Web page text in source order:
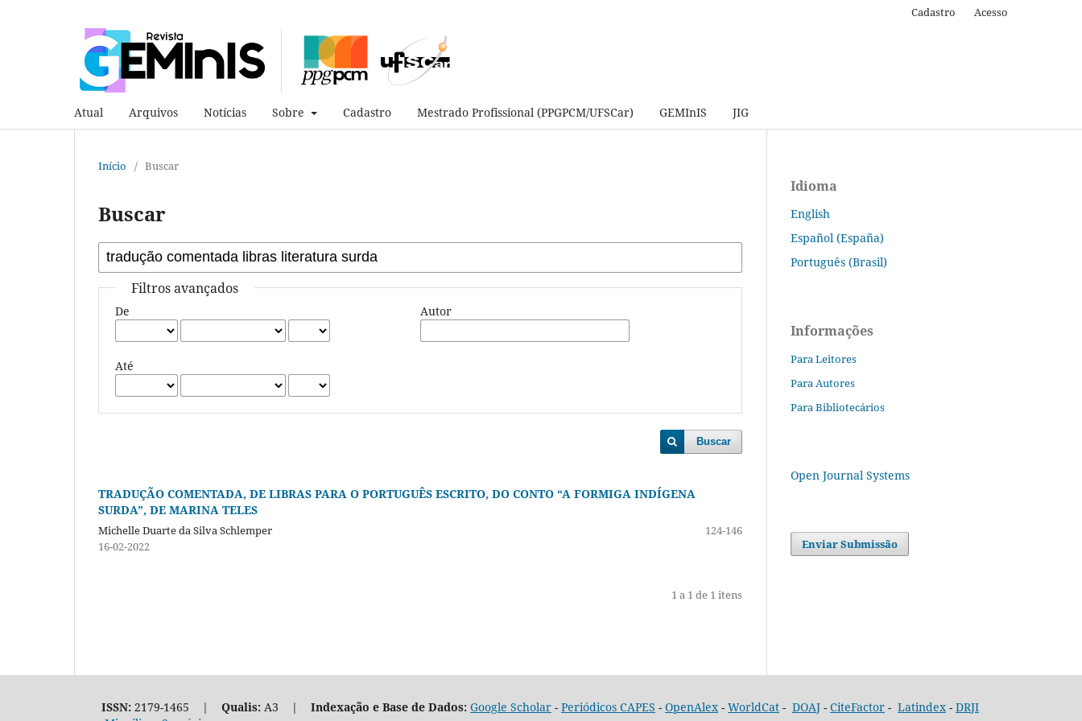
Atual Arquivos Notícias Sobre Cadastro Mestrado Profissional (PPGPCM/UFSCar) GEMInIS JIG
Cadastro Acesso
Início / Buscar
Buscar
Filtros avançados
De
Até
Autor
Buscar
TRADUÇÃO COMENTADA, DE LIBRAS PARA O PORTUGUÊS ESCRITO, DO CONTO “A FORMIGA INDÍGENA
SURDA”, DE MARINA TELES
Michelle Duarte da Silva Schlemper
124-146
16-02-2022
1 a 1 de 1 itens
Idioma
English
Español (España)
Português (Brasil)
Informações
Para Leitores
Para Autores
Para Bibliotecários
Open Journal Systems
Enviar Submissão
ISSN: 2179-1465 | Qualis: A3 | Indexação e Base de Dados: Google Scholar - Periódicos CAPES - OpenAlex - WorldCat - DOAJ - CiteFactor - Latindex - DRJI